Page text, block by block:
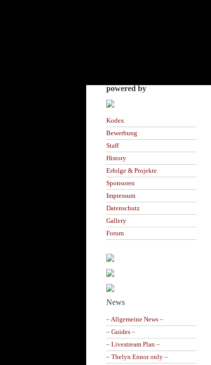
powered by
Kodex
Bewerbung
Staff
History
Erfolge & Projekte
Sponsoren
Impressum
Datenschutz
Gallery
Forum
News
– Allgemeine News –
– Guides –
– Livestream Plan –
– Thelyn Ennor only –